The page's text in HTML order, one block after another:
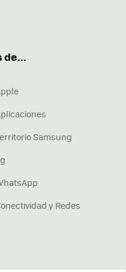
de...
Samsung
y Redes